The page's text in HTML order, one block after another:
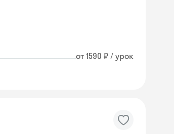
от 1590 ₽ / урок